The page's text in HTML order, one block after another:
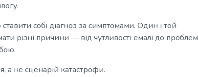
собі діагноз за симптомами. Один і той
різні причини — від чутливості емалі до проблем
а не сценарій катастрофи.